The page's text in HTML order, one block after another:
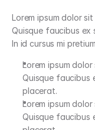
Lorem ipsum dolor
Quisque faucibus ex
In id cursus mi
Lorem ipsum
Quisque faucibus
placerat.
Lorem ipsum
Quisque faucibus